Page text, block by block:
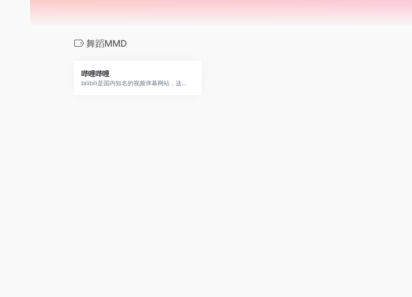
舞蹈MMD
哔哩哔哩
bilibili是国内知名的视频弹幕网站，这里有及时的动漫新番，活跃的ACG氛围，有创意的Up主。大家可以在这里找到许多欢乐。